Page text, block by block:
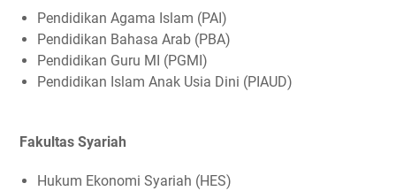
Pendidikan Agama Islam (PAI)
Pendidikan Bahasa Arab (PBA)
Pendidikan Guru MI (PGMI)
Pendidikan Islam Anak Usia Dini (PIAUD)
Fakultas Syariah
Hukum Ekonomi Syariah (HES)